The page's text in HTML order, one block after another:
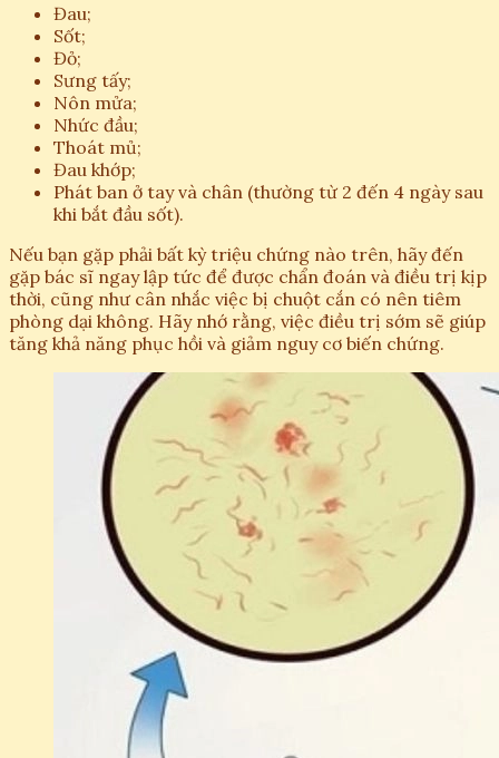
Đau;
Sốt;
Đỏ;
Sưng tấy;
Nôn mửa;
Nhức đầu;
Thoát mủ;
Đau khớp;
Phát ban ở tay và chân (thường từ 2 đến 4 ngày sau
khi bắt đầu sốt).
Nếu bạn gặp phải bất kỳ triệu chứng nào trên, hãy đến
gặp bác sĩ ngay lập tức để được chẩn đoán và điều trị kịp
thời, cũng như cân nhắc việc bị chuột cắn có nên tiêm
phòng dại không. Hãy nhớ rằng, việc điều trị sớm sẽ giúp
tăng khả năng phục hồi và giảm nguy cơ biến chứng.